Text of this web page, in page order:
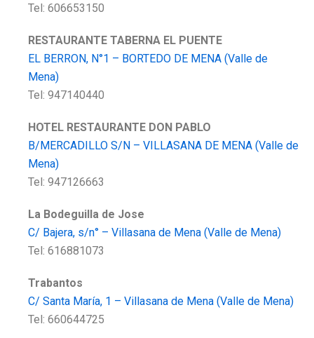
Tel: 606653150
RESTAURANTE TABERNA EL PUENTE
EL BERRON, N°1 – BORTEDO DE MENA (Valle de
Mena)
Tel: 947140440
HOTEL RESTAURANTE DON PABLO
B/MERCADILLO S/N – VILLASANA DE MENA (Valle de
Mena)
Tel: 947126663
La Bodeguilla de Jose
C/ Bajera, s/n° – Villasana de Mena (Valle de Mena)
Tel: 616881073
Trabantos
C/ Santa María, 1 – Villasana de Mena (Valle de Mena)
Tel: 660644725